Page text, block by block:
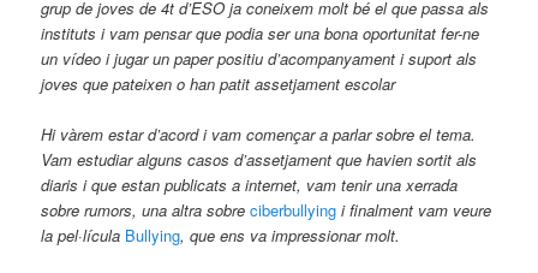
grup de joves de 4t d’ESO ja coneixem molt bé el que passa als
instituts i vam pensar que podia ser una bona oportunitat fer-ne
un vídeo i jugar un paper positiu d’acompanyament i suport als
joves que pateixen o han patit assetjament escolar
Hi vàrem estar d’acord i vam començar a parlar sobre el tema.
Vam estudiar alguns casos d’assetjament que havien sortit als
diaris i que estan publicats a internet, vam tenir una xerrada
sobre rumors, una altra sobreciberbullying i finalment vam veure
la pel·lícula Bullying, que ens va impressionar molt.